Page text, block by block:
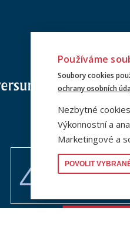
Používáme
Soubory cookies
ochrany osobních
Nezbytné cookies
Výkonnostní a
Marketingové a
POVOLIT